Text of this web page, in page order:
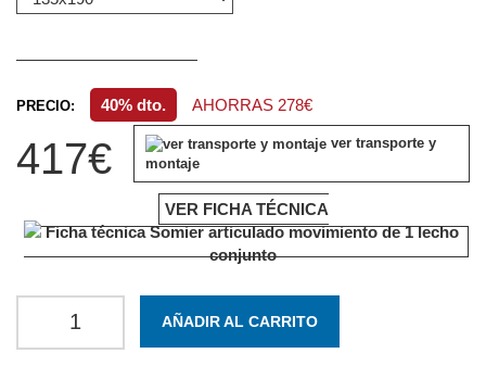
PRECIO: 40% dto. AHORRAS 278€
417€
ver transporte y
montaje
VER FICHA TÉCNICA
AÑADIR AL CARRITO